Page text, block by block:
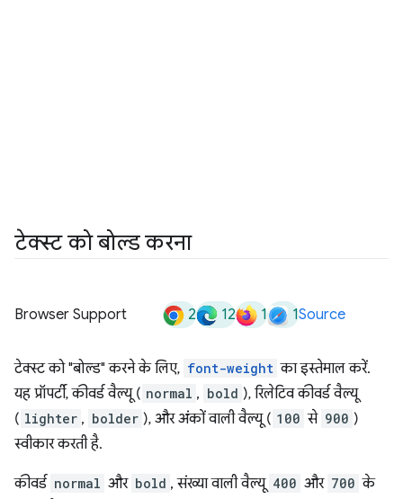
टेक्स्ट को बोल्ड करना
Browser Support 2 12 1 1Source
टेक्स्ट को "बोल्ड" करने के लिए, font-weight का इस्तेमाल करें.
यह प्रॉपर्टी, कीवर्ड वैल्यू ( normal , bold ), रिलेटिव कीवर्ड वैल्यू
( lighter , bolder ), और अंकों वाली वैल्यू ( 100 से 900 )
स्वीकार करती है.
कीवर्ड normal और bold , संख्या वाली वैल्यू 400 और 700 के